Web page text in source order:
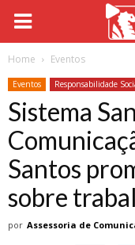
Home Eventos
Eventos Responsabilidade
Sistema
Santos
sobre
por Assessoria de